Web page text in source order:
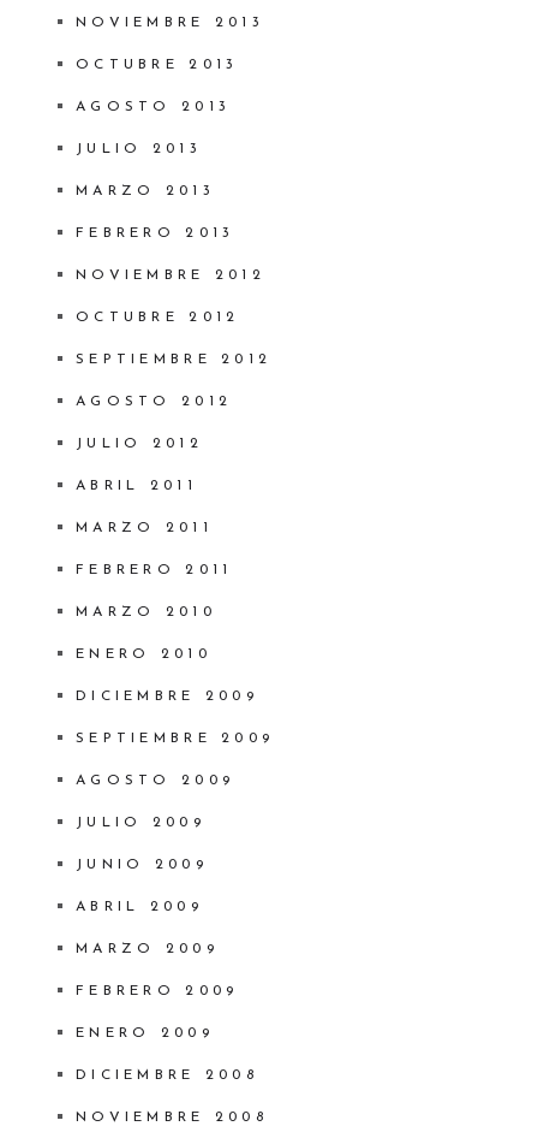
NOVIEMBRE 2013
OCTUBRE 2013
AGOSTO 2013
JULIO 2013
MARZO 2013
FEBRERO 2013
NOVIEMBRE 2012
OCTUBRE 2012
SEPTIEMBRE 2012
AGOSTO 2012
JULIO 2012
ABRIL 2011
MARZO 2011
FEBRERO 2011
MARZO 2010
ENERO 2010
DICIEMBRE 2009
SEPTIEMBRE 2009
AGOSTO 2009
JULIO 2009
JUNIO 2009
ABRIL 2009
MARZO 2009
FEBRERO 2009
ENERO 2009
DICIEMBRE 2008
NOVIEMBRE 2008